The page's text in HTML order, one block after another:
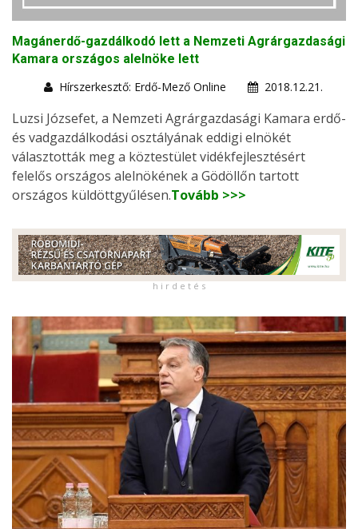
Magánerdő-gazdálkodó lett a Nemzeti Agrárgazdasági
Kamara országos alelnöke lett
Hírszerkesztő: Erdő-Mező Online
2018.12.21.
Luzsi Józsefet, a Nemzeti Agrárgazdasági Kamara erdő-
és vadgazdálkodási osztályának eddigi elnökét
választották meg a köztestület vidékfejlesztésért
felelős országos alelnökének a Gödöllőn tartott
országos küldöttgyűlésen.Tovább >>>
h i r d e t é s